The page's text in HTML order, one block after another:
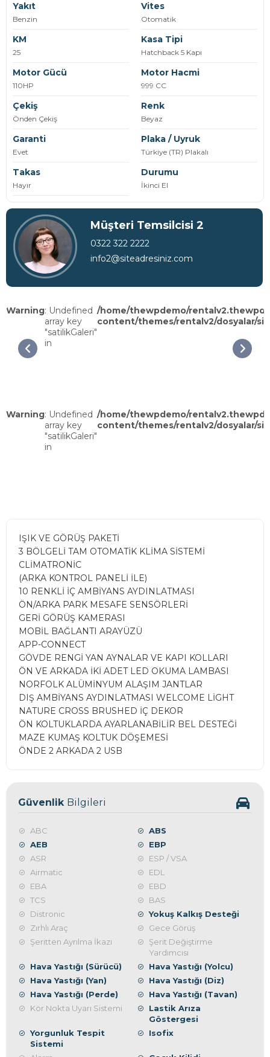
Yakıt
Benzin
Vites
Otomatik
KM
25
Kasa Tipi
Hatchback 5 Kapı
Motor Gücü
110HP
Motor Hacmi
999 CC
Çekiş
Önden Çekiş
Renk
Beyaz
Garanti
Evet
Plaka / Uyruk
Türkiye (TR) Plakalı
Takas
Hayır
Durumu
İkinci El
Müşteri Temsilcisi 2
0322 322 2222
info2@siteadresiniz.com
Warning: Undefined
array key
"satilikGaleri"
in
/home/thewpdemo/
content/themes/rentalv2/dosyalar/
Warning: Undefined
array key
"satilikGaleri"
in
/home/thewpdemo/
content/themes/rentalv2/dosyalar/
IŞIK VE GÖRÜŞ PAKETİ
3 BÖLGELİ TAM OTOMATİK KLİMA SİSTEMİ
CLİMATRONİC
(ARKA KONTROL PANELİ İLE)
10 RENKLİ İÇ AMBİYANS AYDINLATMASI
ÖN/ARKA PARK MESAFE SENSÖRLERİ
GERİ GÖRÜŞ KAMERASI
MOBİL BAĞLANTI ARAYÜZÜ
APP-CONNECT
GÖVDE RENGİ YAN AYNALAR VE KAPI KOLLARI
ÖN VE ARKADA İKİ ADET LED OKUMA LAMBASI
NORFOLK ALÜMİNYUM ALAŞIM JANTLAR
DIŞ AMBİYANS AYDINLATMASI WELCOME LİGHT
NATURE CROSS BRUSHED İÇ DEKOR
ÖN KOLTUKLARDA AYARLANABİLİR BEL DESTEĞİ
MAZE KUMAŞ KOLTUK DÖŞEMESİ
ÖNDE 2 ARKADA 2 USB
Güvenlik Bilgileri
ABC
ABS
AEB
EBP
ASR
ESP / VSA
Airmatic
EDL
EBA
EBD
TCS
BAS
Distronic
Yokuş Kalkış Desteği
Zırhlı Araç
Gece Görüş
Şeritten Ayrılma İkazı
Şerit Değiştirme
Yardımcısı
Hava Yastığı (Sürücü)
Hava Yastığı (Yolcu)
Hava Yastığı (Yan)
Hava Yastığı (Diz)
Hava Yastığı (Perde)
Hava Yastığı (Tavan)
Kör Nokta Uyarı Sistemi
Lastik Arıza
Göstergesi
Yorgunluk Tespit
Sistemi
Isofix